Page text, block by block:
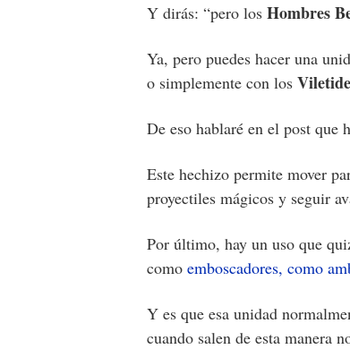
Y dirás: “pero los Hombres
Ya, pero puedes hacer una
o simplemente con los Viletide
De eso hablaré en el post que
Este hechizo permite mover
proyectiles mágicos y seguir
Por último, hay un uso que
como emboscadores, como
Y es que esa unidad
cuando salen de esta manera